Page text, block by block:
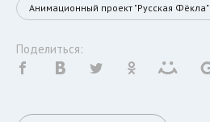
Анимационный проект "Русская Фёкла"
Поделиться: